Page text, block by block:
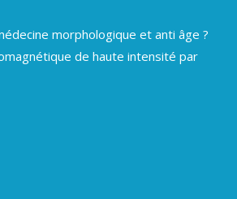
morphologique et anti âge ?
de haute intensité par